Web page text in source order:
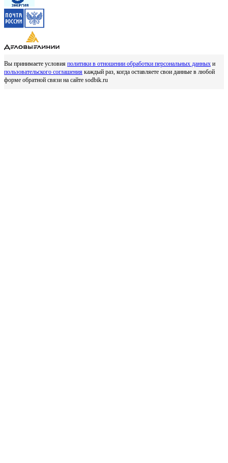
Вы принимаете условия политики в отношении обработки персональных данных и
пользовательского соглашения каждый раз, когда оставляете свои данные в любой
форме обратной связи на сайте sodbik.ru